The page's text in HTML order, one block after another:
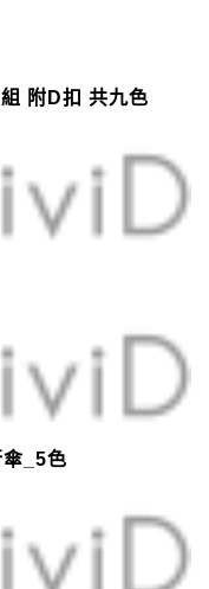
附D扣 共九色
_5色